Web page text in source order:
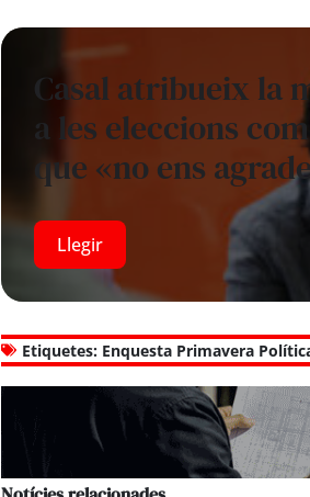
Casal atribueix la
a les eleccions
que «no ens
Llegir
Etiquetes: Enquesta Primavera